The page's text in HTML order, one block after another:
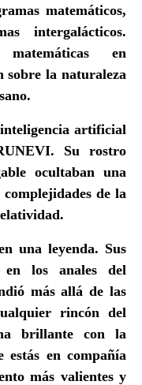
matemáticos,
intergalácticos.
matemáticas en
sobre la naturaleza
artificial
Su rostro
ocultaban una
de la
una leyenda. Sus
en los anales del
más allá de las
rincón del
brillante con la
en compañía
más valientes y